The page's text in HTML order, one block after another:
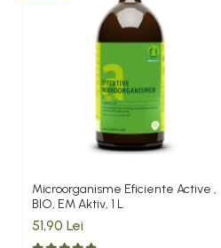
Microorganisme Eficiente Active ,
BIO, EM Aktiv, 1 L
51,90 Lei